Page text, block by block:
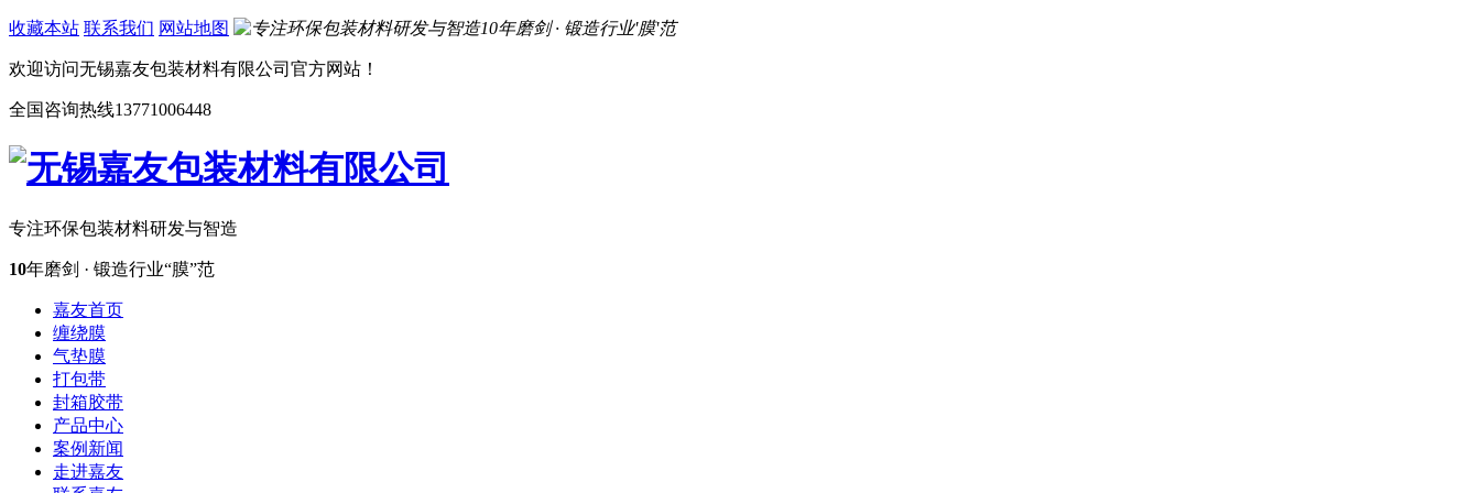
收藏本站 联系我们 网站地图
欢迎访问无锡嘉友包装材料有限公司官方网站！
全国咨询热线13771006448
专注环保包装材料研发与智造
10年磨剑 · 锻造行业“膜”范
嘉友首页
缠绕膜
气垫膜
打包带
封箱胶带
产品中心
案例新闻
走进嘉友